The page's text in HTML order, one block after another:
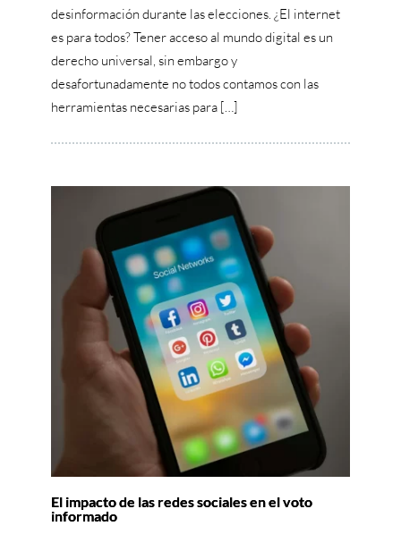
desinformación durante las elecciones. ¿El internet
es para todos? Tener acceso al mundo digital es un
derecho universal, sin embargo y
desafortunadamente no todos contamos con las
herramientas necesarias para […]
El impacto de las redes sociales en el voto
informado